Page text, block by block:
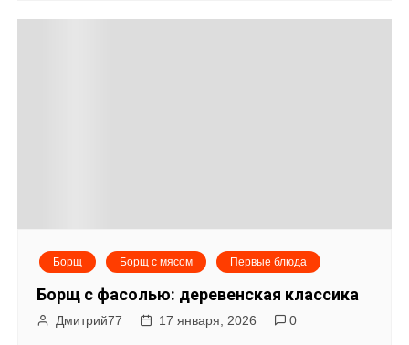
Борщ Борщ с мясом Первые блюда
Борщ с фасолью: деревенская классика
Дмитрий77 17 января, 2026 0